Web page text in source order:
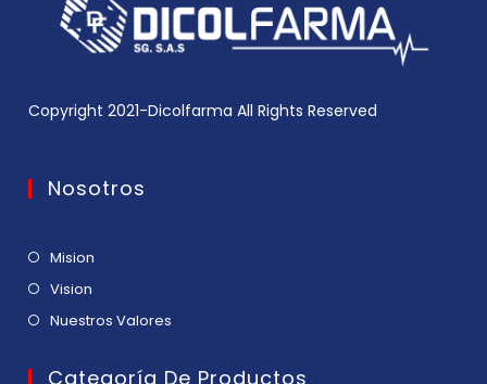
Copyright 2021-Dicolfarma All Rights Reserved
Nosotros
Mision
Vision
Nuestros Valores
Categoría De Productos